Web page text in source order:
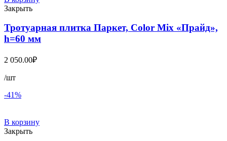
Закрыть
Тротуарная плитка Паркет, Color Mix «Прайд»,
h=60 мм
2 050.00₽
/шт
-41%
В корзину
Закрыть